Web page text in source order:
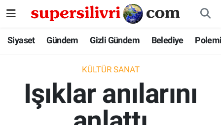
Siyaset Gündem Gizli Gündem Belediye
KÜLTÜR SANAT
Işıklar anılarını
Siyaset
Gizli Gündem
İstanbul Nöbetçi Eczaneler
İstanbul Hava Durumu
İstanbul Namaz Vakitleri
İstanbul Trafik Yoğunluk Haritası